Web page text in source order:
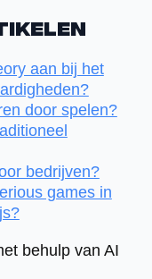
aan bij het
door spelen?
bedrijven?
games in
behulp van AI